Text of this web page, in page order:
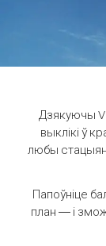
Дзякуючы
выклікі ў
любы
Папоўніце
план — і